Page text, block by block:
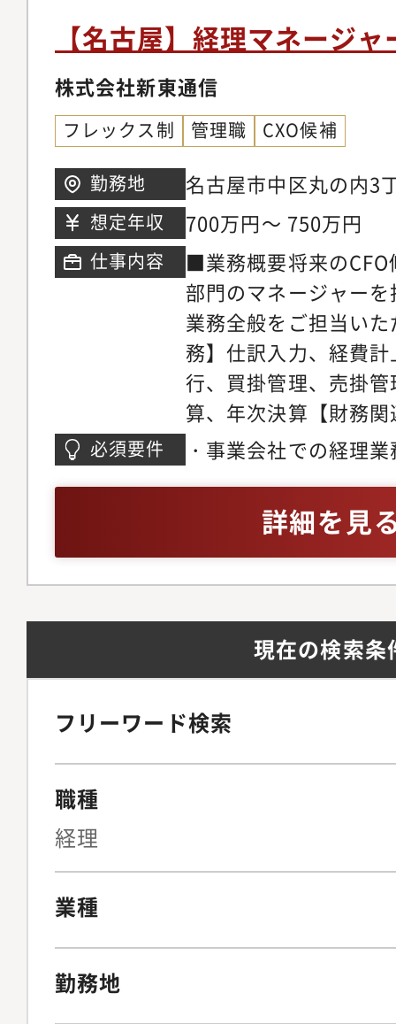
リレーション構築、
財務・経理・法務・
ント
【名古屋】経理マネージ
株式会社新東通信
フレックス制 管理職 CXO候補
勤務地
名古屋市中区丸の内3
ビル
想定年収 700万円～ 750万円
仕事内容
■業務概要将来の
部門のマネージャー
業務全般をご担当い
務】仕訳入力、経費
行、買掛管理、売掛
算、年次決算【財務
融機関との折衝など
理士対応、税務調査
管理、経費精算など
いただきます。
必須要件
・事業会社での経理
詳細を見
現在の検索条
フリーワード検索
職種
経理
業種
勤務地